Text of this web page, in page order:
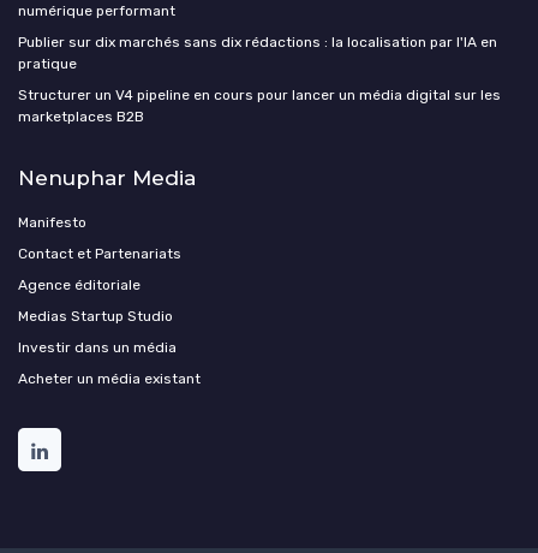
numérique performant
Publier sur dix marchés sans dix rédactions : la localisation par l'IA en
pratique
Structurer un V4 pipeline en cours pour lancer un média digital sur les
marketplaces B2B
Nenuphar Media
Manifesto
Contact et Partenariats
Agence éditoriale
Medias Startup Studio
Investir dans un média
Acheter un média existant